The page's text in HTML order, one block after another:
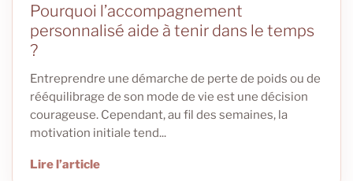
Pourquoi l’accompagnement
personnalisé aide à tenir dans le temps
?
Entreprendre une démarche de perte de poids ou de
rééquilibrage de son mode de vie est une décision
courageuse. Cependant, au fil des semaines, la
motivation initiale tend...
Lire l’article